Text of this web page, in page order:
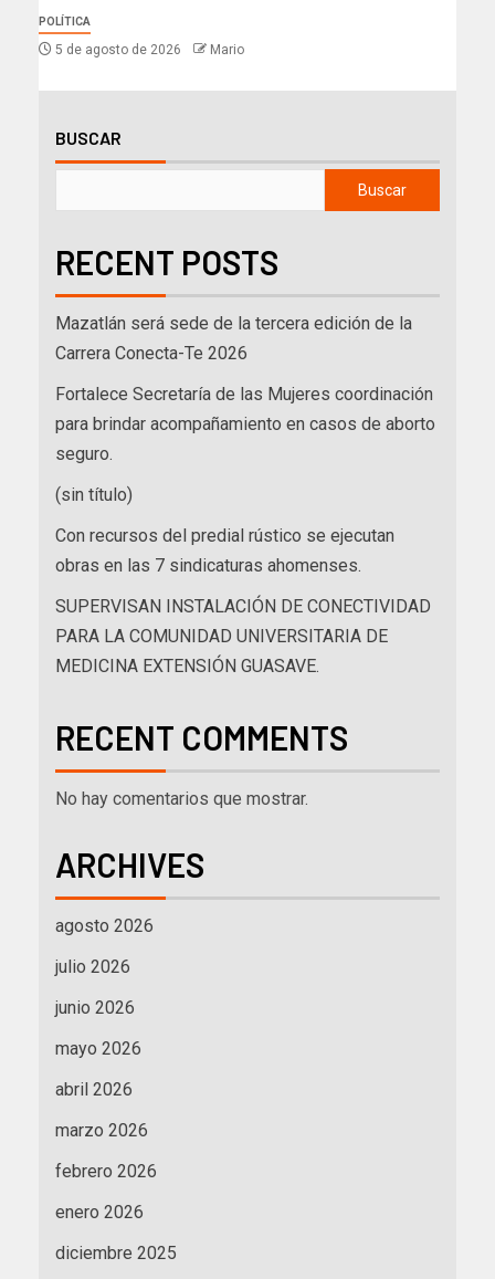
POLÍTICA
5 de agosto de 2026 Mario
BUSCAR
Buscar
RECENT POSTS
Mazatlán será sede de la tercera edición de la
Carrera Conecta-Te 2026
Fortalece Secretaría de las Mujeres coordinación
para brindar acompañamiento en casos de aborto
seguro.
(sin título)
Con recursos del predial rústico se ejecutan
obras en las 7 sindicaturas ahomenses.
SUPERVISAN INSTALACIÓN DE CONECTIVIDAD
PARA LA COMUNIDAD UNIVERSITARIA DE
MEDICINA EXTENSIÓN GUASAVE.
RECENT COMMENTS
No hay comentarios que mostrar.
ARCHIVES
agosto 2026
julio 2026
junio 2026
mayo 2026
abril 2026
marzo 2026
febrero 2026
enero 2026
diciembre 2025